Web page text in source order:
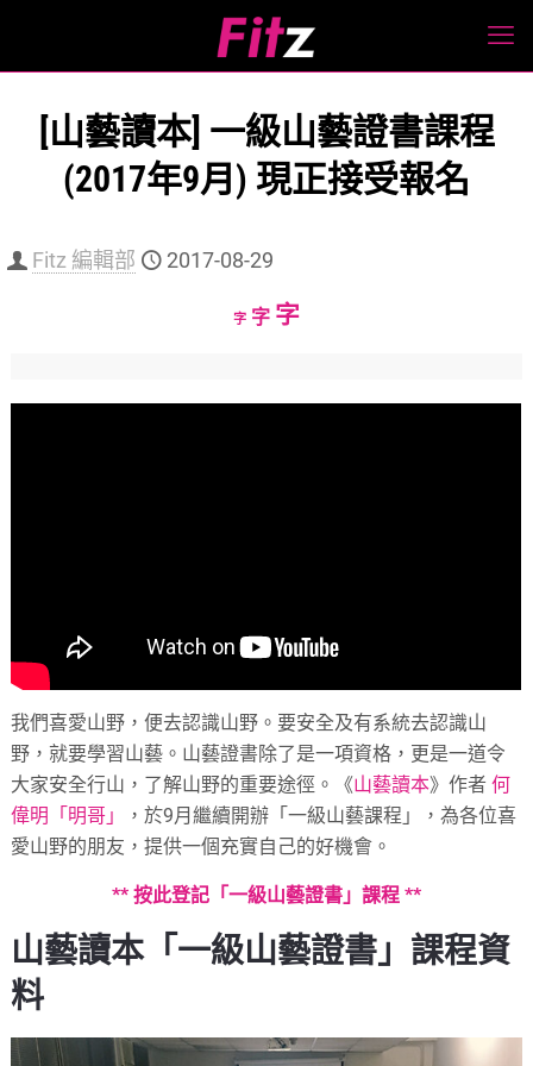
[山藝讀本] 一級山藝證書課程
(2017年9月) 現正接受報名
Fitz 編輯部 2017-08-29
字Decrease
字Reset
字Increase
我們喜愛山野，便去認識山野。要安全及有系統去認識山
野，就要學習山藝。山藝證書除了是一項資格，更是一道令
大家安全行山，了解山野的重要途徑。《山藝讀本》作者何
偉明「明哥」
，於9月繼續開辦「一級山藝課程」，為各位喜
愛山野的朋友，提供一個充實自己的好機會。
** 按此登記「一級山藝證書」課程 **
山藝讀本「一級山藝證書」課程資
料